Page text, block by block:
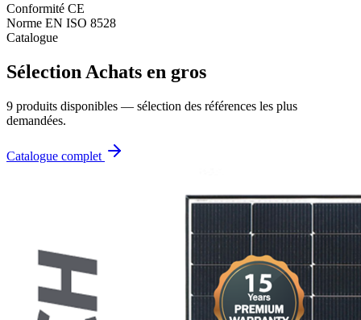
Conformité CE
Norme EN ISO 8528
Catalogue
Sélection Achats en gros
9 produits disponibles — sélection des références les plus
demandées.
Catalogue complet